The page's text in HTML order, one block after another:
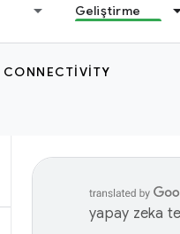
Geliştirme
CONNECTIVITY
yapay zeka